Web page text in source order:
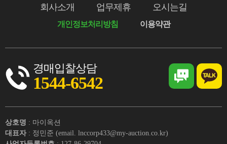
회사소개 업무제휴 오시는길
개인정보처리방침 이용약관
경매입찰상담
1544-6542
상호명 : 마이옥션
대표자 : 정민준 (email. lnccorp433@my-auction.co.kr)